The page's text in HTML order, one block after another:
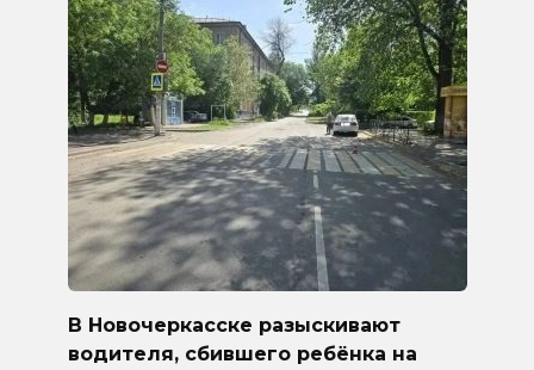
В Новочеркасске разыскивают
водителя, сбившего ребёнка на